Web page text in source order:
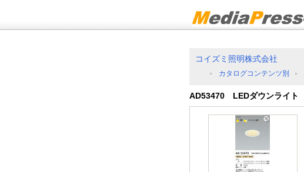
コイズミ照明株式会社
カタログコンテンツ別
AD53470 LEDダウンライト